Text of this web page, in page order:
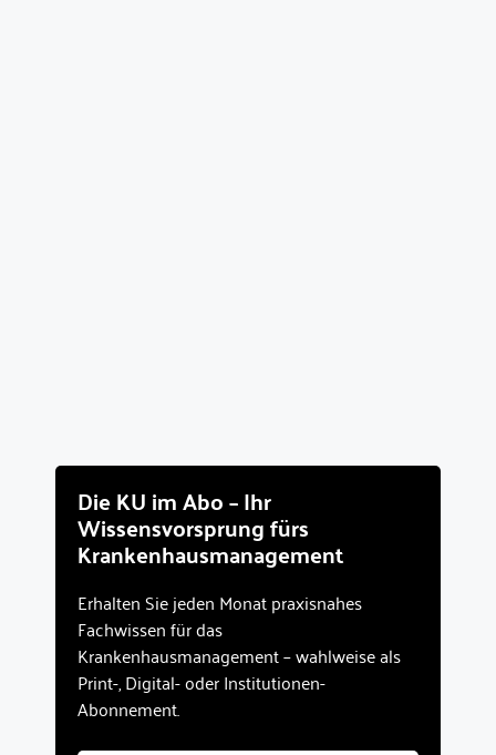
Die KU im Abo – Ihr
Wissensvorsprung fürs
Krankenhausmanagement
Erhalten Sie jeden Monat praxisnahes
Fachwissen für das
Krankenhausmanagement – wahlweise als
Print-, Digital- oder Institutionen-
Abonnement.